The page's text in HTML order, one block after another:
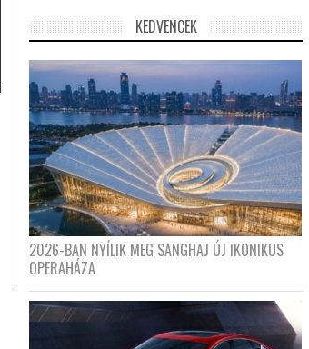
KEDVENCEK
2026-BAN NYÍLIK MEG SANGHAJ ÚJ IKONIKUS
OPERAHÁZA